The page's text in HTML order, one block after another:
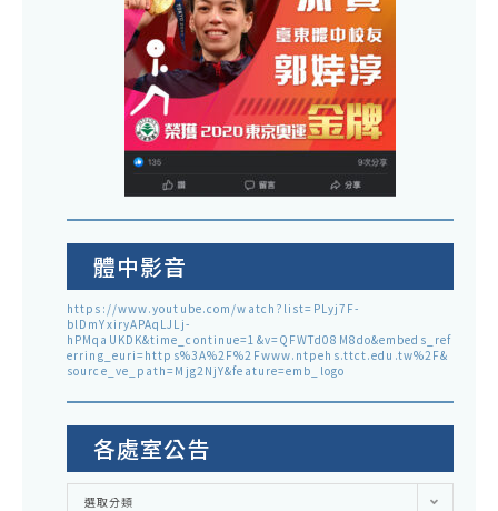
體中影音
https://www.youtube.com/watch?list=PLyj7F-
blDmYxiryAPAqLJLj-
hPMqaUKDK&time_continue=1&v=QFWTd08M8do&embeds_ref
erring_euri=https%3A%2F%2Fwww.ntpehs.ttct.edu.tw%2F&
source_ve_path=Mjg2NjY&feature=emb_logo
各處室公告
各
選取分類